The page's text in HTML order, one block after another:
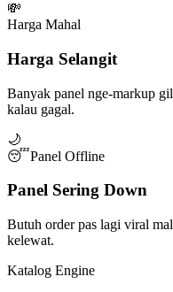
💸
Harga Mahal
Harga Selangit
Banyak panel nge-markup
kalau gagal.
🌙
😴Panel Offline
Panel Sering Down
Butuh order pas lagi viral
kelewat.
Katalog Engine